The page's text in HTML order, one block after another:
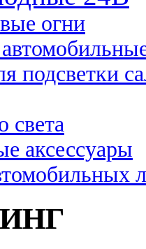
огни
подсветки
света
аксессуары